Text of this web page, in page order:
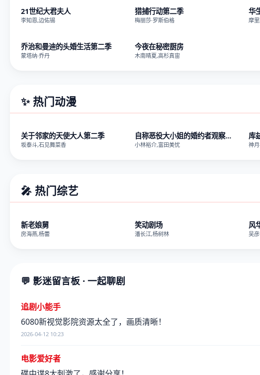
21世纪大君夫人
李知恩,边佑锡
猎捕行动第二季
梅丽莎·罗斯伯格
华
摩
乔治和曼迪的头婚生活第二季
蒙塔纳·乔丹
今夜在秘密厨房
木南晴夏,高杉真宙
✨ 热门动漫
第2集
关于邻家的天使大人第二季
坂泰斗,石见舞菜香
第2集
自称恶役大小姐的婚约者观察记录
小林裕介,富田美忧
库
神
🎤 热门综艺
第20260410期
新老娘舅
房海燕,杨蕾
第20260410期
笑动剧场
潘长江,杨树林
风
吴
💬 影迷留言板 · 一起聊剧
追剧小能手
6080新视觉影院资源太全了，画质清晰！
2026-04-12 10:23
电影爱好者